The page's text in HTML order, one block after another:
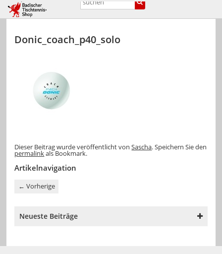
Donic_coach_p40_solo
Dieser Beitrag wurde veröffentlicht vonSascha. Speichern Sie den
permalinkals Bookmark.
Artikelnavigation
← Vorherige
Neueste Beiträge